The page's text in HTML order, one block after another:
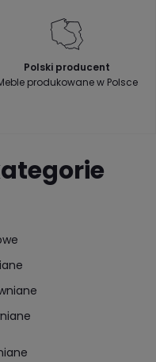
Polski producent
produkowane w Polsce